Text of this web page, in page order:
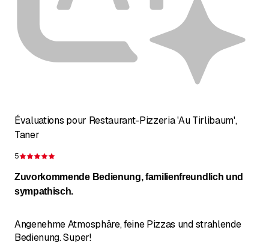
Évaluations pour Restaurant-Pizzeria 'Au Tirlibaum',
Taner
5
Zuvorkommende Bedienung, familienfreundlich und
sympathisch.
Angenehme Atmosphäre, feine Pizzas und strahlende
Bedienung. Super!